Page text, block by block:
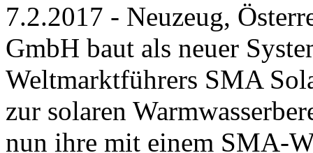
7.2.2017 - Neuzeug,
GmbH baut als neuer
Weltmarktführers SMA
zur solaren
nun ihre mit einem SMA-